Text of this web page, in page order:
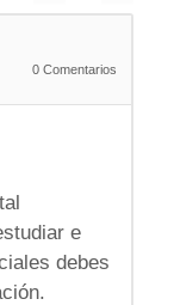
0 Comentarios
e
debes